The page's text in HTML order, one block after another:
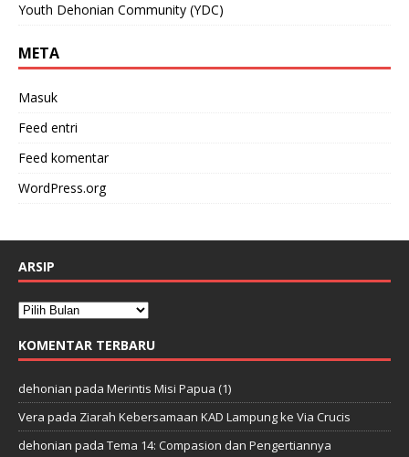
Youth Dehonian Community (YDC)
META
Masuk
Feed entri
Feed komentar
WordPress.org
ARSIP
KOMENTAR TERBARU
dehonian pada Merintis Misi Papua (1)
Vera pada Ziarah Kebersamaan KAD Lampung ke Via Crucis
dehonian pada Tema 14: Compasion dan Pengertiannya